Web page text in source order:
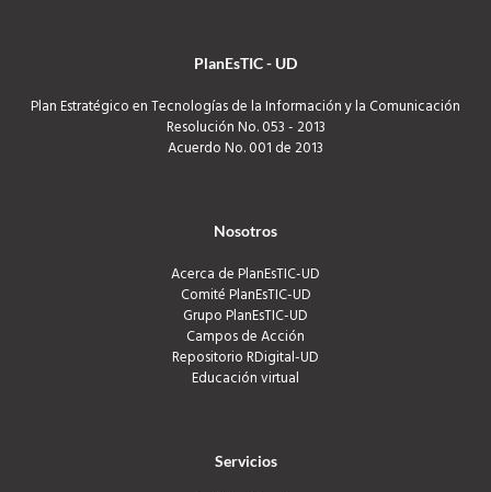
PlanEsTIC - UD
Plan Estratégico en Tecnologías de la Información y la Comunicación
Resolución No. 053 - 2013
Acuerdo No. 001 de 2013
Nosotros
Acerca de PlanEsTIC-UD
Comité PlanEsTIC-UD
Grupo PlanEsTIC-UD
Campos de Acción
Repositorio RDigital-UD
Educación virtual
Servicios